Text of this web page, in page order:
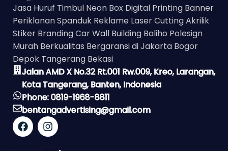
Jasa Huruf Timbul Neon Box Digital Printing Banner
Periklanan Spanduk Reklame Laser Cutting Akrilik
Stiker Branding Car Wall Building Baliho Polesign
Murah Berkualitas Bergaransi di Jakarta Bogor
Depok Tangerang Bekasi
Jalan AMD X No.32 Rt.001 Rw.009, Kreo, Larangan,
Kota Tangerang, Banten, Indonesia
Phone: 0819-1968-8811
bentangadvertising@gmail.com